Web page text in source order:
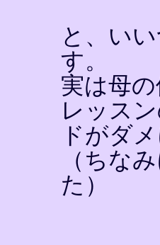
と、い
す。
実は母
レッス
ドがダ
（ちな
た）